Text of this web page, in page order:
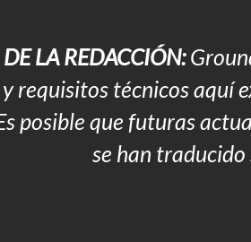
LA REDACCIÓN:
requisitos técnicos aquí
posible que futuras
se han